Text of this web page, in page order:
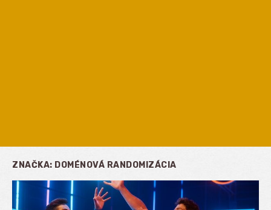
ZNAČKA: DOMÉNOVÁ RANDOMIZÁCIA